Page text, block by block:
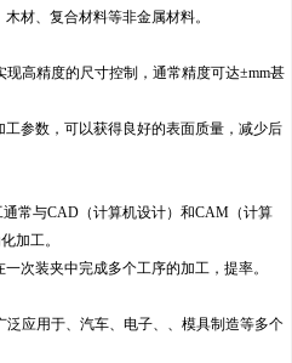
材、复合材料等非金属材料。
高精度的尺寸控制，通常精度可达±mm甚
参数，可以获得良好的表面质量，减少后
常与CAD（计算机设计）和CAM（计算
加工。
次装夹中完成多个工序的加工，提率。
应用于、汽车、电子、、模具制造等多个